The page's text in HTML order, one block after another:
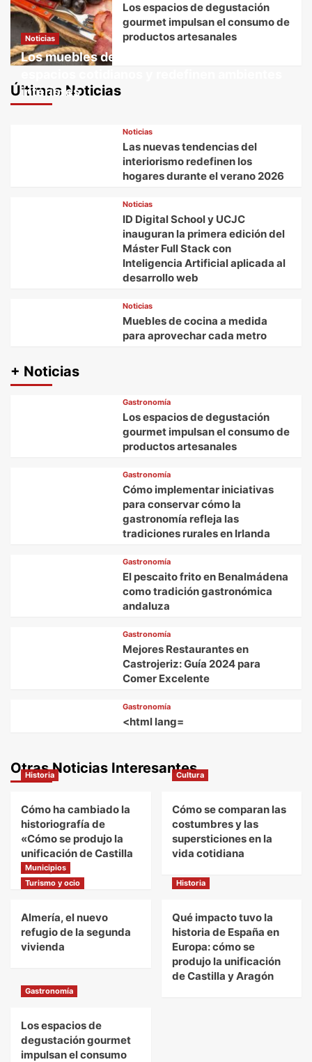
Los espacios de degustación
gourmet impulsan el consumo de
productos artesanales
Últimas Noticias
Noticias
Los muebles decorativos transforman
interiores
Noticias
Las nuevas tendencias del
interiorismo redefinen los
hogares durante el verano 2026
Noticias
ID Digital School y UCJC
inauguran la primera edición del
Máster Full Stack con
Inteligencia Artificial aplicada al
desarrollo web
Noticias
Muebles de cocina a medida
para aprovechar cada metro
+ Noticias
Gastronomía
Los espacios de degustación
gourmet impulsan el consumo de
productos artesanales
Gastronomía
Cómo implementar iniciativas
para conservar cómo la
gastronomía refleja las
tradiciones rurales en Irlanda
Gastronomía
El pescaito frito en Benalmádena
como tradición gastronómica
andaluza
Gastronomía
Mejores Restaurantes en
Castrojeriz: Guía 2024 para
Comer Excelente
Gastronomía
<html lang=
Otras Noticias Interesantes
Historia
Cómo ha cambiado la
historiografía de
«Cómo se produjo la
unificación de Castilla
y Aragón
Cultura
Cómo se comparan las
costumbres y las
supersticiones en la
vida cotidiana
Municipios
Turismo y ocio
Almería, el nuevo
refugio de la segunda
vivienda
Historia
Qué impacto tuvo la
historia de España en
Europa: cómo se
produjo la unificación
de Castilla y Aragón
Gastronomía
Los espacios de
degustación gourmet
impulsan el consumo